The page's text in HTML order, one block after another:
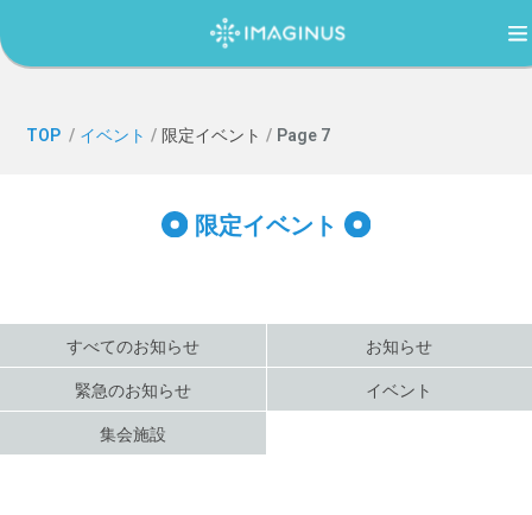
TOP
IMAGINUS（イマジナス）について
過ごし方ガイド
イベント
TOP / イベント / 限定イベント / Page 7
限定イベント
すべてのお知らせ
お知らせ
緊急のお知らせ
イベント
集会施設